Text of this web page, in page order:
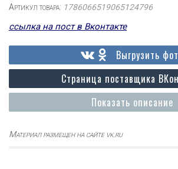
Артикул товара: 1786066519065124796
ссылка на пост в Вконтакте
Показать описание
Страница поставщика
Выгрузить
Материал размещен на сайте vk.ru